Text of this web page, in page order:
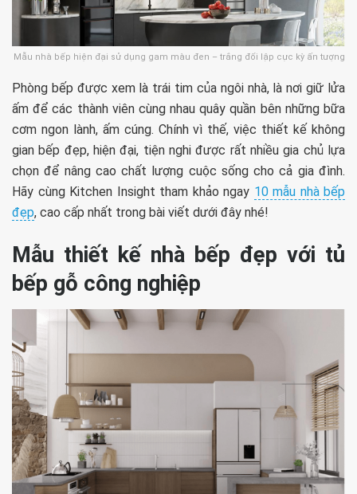
Mẫu nhà bếp hiện đại sử dụng gam màu đen – trắng đối lập cực kỳ ấn tượng
Phòng bếp được xem là trái tim của ngôi nhà, là nơi giữ lửa
ấm để các thành viên cùng nhau quây quần bên những bữa
cơm ngon lành, ấm cúng. Chính vì thế, việc thiết kế không
gian bếp đẹp, hiện đại, tiện nghi được rất nhiều gia chủ lựa
chọn để nâng cao chất lượng cuộc sống cho cả gia đình.
Hãy cùng Kitchen Insight tham khảo ngay 10 mẫu nhà bếp
đẹp, cao cấp nhất trong bài viết dưới đây nhé!
Mẫu thiết kế nhà bếp đẹp với tủ
bếp gỗ công nghiệp